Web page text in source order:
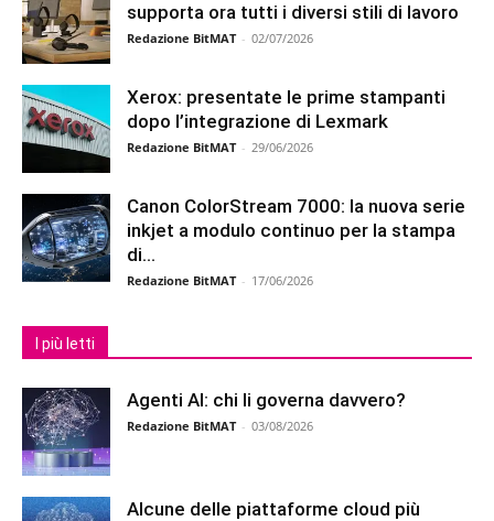
supporta ora tutti i diversi stili di lavoro
Redazione BitMAT - 02/07/2026
Xerox: presentate le prime stampanti
dopo l’integrazione di Lexmark
Redazione BitMAT - 29/06/2026
Canon ColorStream 7000: la nuova serie
inkjet a modulo continuo per la stampa
di...
Redazione BitMAT - 17/06/2026
I più letti
Agenti AI: chi li governa davvero?
Redazione BitMAT - 03/08/2026
Alcune delle piattaforme cloud più